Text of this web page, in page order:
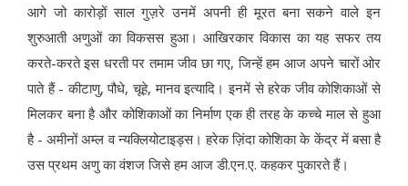
आगे जो कारोड़ों साल गुज़रे उनमें अपनी ही मूरत बना सकने वाले इन
शुरुआती अणुओं का विकसस हुआ। आखिरकार विकास का यह सफर तय
करते-करते इस धरती पर तमाम जीव छा गए, जिन्हें हम आज अपने चारों ओर
पाते हैं - कीटाणु, पौधे, चूहे, मानव इत्यादि। इनमें से हरेक जीव कोशिकाओं से
मिलकर बना है और कोशिकाओं का निर्माण एक ही तरह के कच्चे माल से हुआ
है - अमीनों अम्ल व न्यक्लियोटाइड्स। हरेक ज़िंदा कोशिका के केंद्र में बसा है
उस प्रथम अणु का वंशज जिसे हम आज डी.एन.ए. कहकर पुकारते हैं।